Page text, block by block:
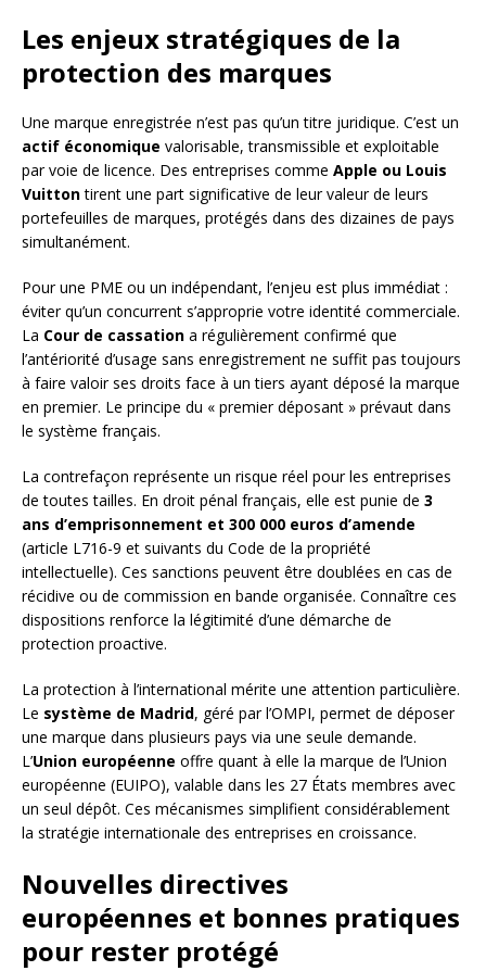
Les enjeux stratégiques de la
protection des marques
Une marque enregistrée n’est pas qu’un titre juridique. C’est un
actif économique valorisable, transmissible et exploitable
par voie de licence. Des entreprises comme Apple ou Louis
Vuittontirent une part significative de leur valeur de leurs
portefeuilles de marques, protégés dans des dizaines de pays
simultanément.
Pour une PME ou un indépendant, l’enjeu est plus immédiat :
éviter qu’un concurrent s’approprie votre identité commerciale.
La Cour de cassation a régulièrement confirmé que
l’antériorité d’usage sans enregistrement ne suffit pas toujours
à faire valoir ses droits face à un tiers ayant déposé la marque
en premier. Le principe du « premier déposant » prévaut dans
le système français.
La contrefaçon représente un risque réel pour les entreprises
de toutes tailles. En droit pénal français, elle est punie de 3
ans d’emprisonnement et 300 000 euros d’amende
(article L716-9 et suivants du Code de la propriété
intellectuelle). Ces sanctions peuvent être doublées en cas de
récidive ou de commission en bande organisée. Connaître ces
dispositions renforce la légitimité d’une démarche de
protection proactive.
La protection à l’international mérite une attention particulière.
Le système de Madrid, géré par l’OMPI, permet de déposer
une marque dans plusieurs pays via une seule demande.
L’Union européenne offre quant à elle la marque de l’Union
européenne (EUIPO), valable dans les 27 États membres avec
un seul dépôt. Ces mécanismes simplifient considérablement
la stratégie internationale des entreprises en croissance.
Nouvelles directives
européennes et bonnes pratiques
pour rester protégé